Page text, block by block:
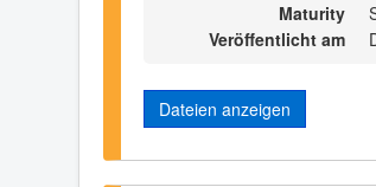
Maturity
Veröffentlicht am
Dateien anzeigen